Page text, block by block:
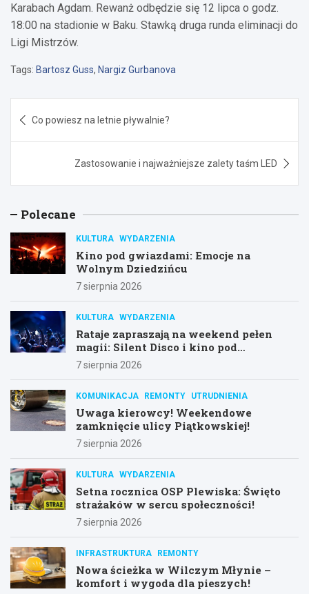
Karabach Agdam. Rewanż odbędzie się 12 lipca o godz.
18:00 na stadionie w Baku. Stawką druga runda eliminacji do
Ligi Mistrzów.
Tags: Bartosz Guss, Nargiz Gurbanova
wpisu
Co powiesz na letnie pływalnie?
Zastosowanie i najważniejsze zalety taśm LED
Polecane
KULTURA WYDARZENIA
Kino pod gwiazdami: Emocje na
Wolnym Dziedzińcu
7 sierpnia 2026
KULTURA WYDARZENIA
Rataje zapraszają na weekend pełen
magii: Silent Disco i kino pod
gwiazdami!
7 sierpnia 2026
KOMUNIKACJA REMONTY UTRUDNIENIA
Uwaga kierowcy! Weekendowe
zamknięcie ulicy Piątkowskiej!
7 sierpnia 2026
KULTURA WYDARZENIA
Setna rocznica OSP Plewiska: Święto
strażaków w sercu społeczności!
7 sierpnia 2026
INFRASTRUKTURA REMONTY
Nowa ścieżka w Wilczym Młynie –
komfort i wygoda dla pieszych!